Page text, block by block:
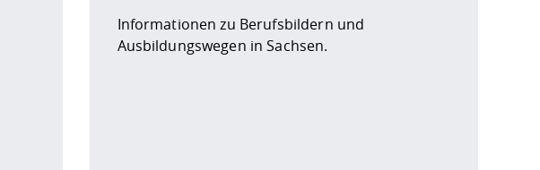
Informationen zu Berufsbildern und
Ausbildungswegen in Sachsen.